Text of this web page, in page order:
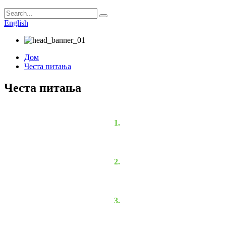
English
Дом
Честа питања
Честа питања
1.
2.
3.